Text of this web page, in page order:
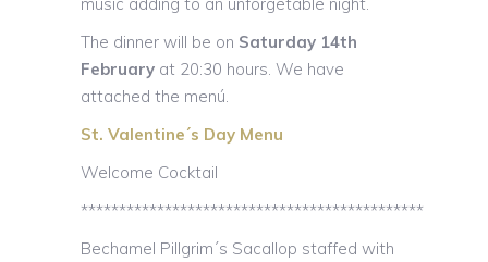
The dinner will be on Saturday 14th
February at 20:30 hours. We have
attached the menú.
St. Valentine´s Day Menu
Welcome Cocktail
*********************************************
Bechamel Pillgrim´s Sacallop staffed with